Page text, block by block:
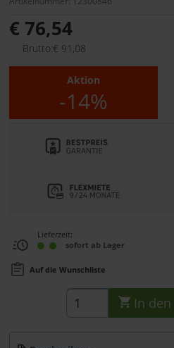
€ 76,54
Brutto:€ 91,08
Aktion
-14%
Lieferzeit:
sofort ab Lager
Auf die Wunschliste
In den